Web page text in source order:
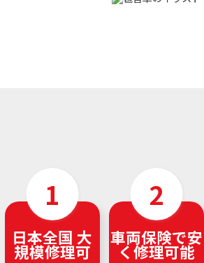
日本全国 大
規模修理可
車両保険で安
く修理可能